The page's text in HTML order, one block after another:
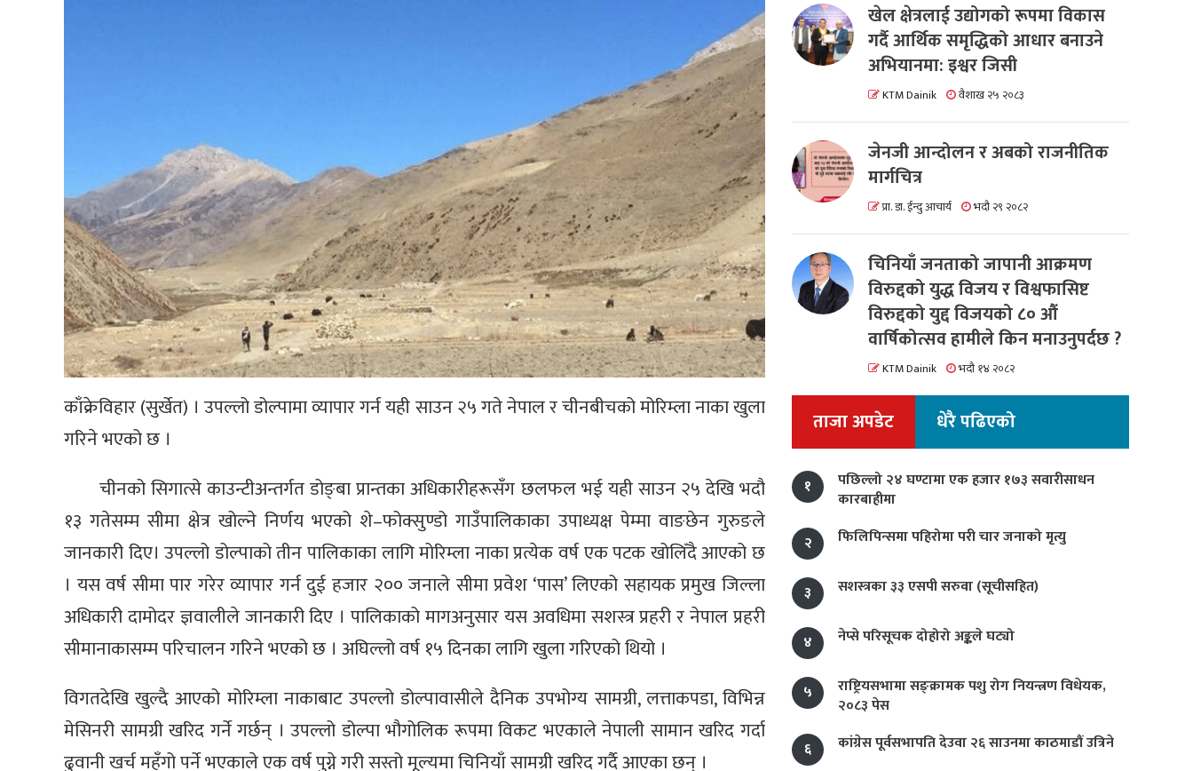
काँक्रेविहार (सुर्खेत) । उपल्लो डोल्पामा व्यापार गर्न यही साउन २५ गते नेपाल र चीनबीचको मोरिम्ला नाका खुला
गरिने भएको छ ।
चीनको सिगात्से काउन्टीअन्तर्गत डोङ्बा प्रान्तका अधिकारीहरूसँग छलफल भई यही साउन २५ देखि भदौ
१३ गतेसम्म सीमा क्षेत्र खोल्ने निर्णय भएको शे–फोक्सुण्डो गाउँपालिकाका उपाध्यक्ष पेम्मा वाङछेन गुरुङले
जानकारी दिए। उपल्लो डोल्पाको तीन पालिकाका लागि मोरिम्ला नाका प्रत्येक वर्ष एक पटक खोलिँदै आएको छ
। यस वर्ष सीमा पार गरेर व्यापार गर्न दुई हजार २०० जनाले सीमा प्रवेश ‘पास’ लिएको सहायक प्रमुख जिल्ला
अधिकारी दामोदर ज्ञवालीले जानकारी दिए । पालिकाको मागअनुसार यस अवधिमा सशस्त्र प्रहरी र नेपाल प्रहरी
सीमानाकासम्म परिचालन गरिने भएको छ । अघिल्लो वर्ष १५ दिनका लागि खुला गरिएको थियो ।
विगतदेखि खुल्दै आएको मोरिम्ला नाकाबाट उपल्लो डोल्पावासीले दैनिक उपभोग्य सामग्री, लत्ताकपडा, विभिन्न
मेसिनरी सामग्री खरिद गर्ने गर्छन् । उपल्लो डोल्पा भौगोलिक रूपमा विकट भएकाले नेपाली सामान खरिद गर्दा
ढुवानी खर्च महँगो पर्ने भएकाले एक वर्ष पुग्ने गरी सस्तो मूल्यमा चिनियाँ सामग्री खरिद गर्दै आएका छन् ।
खेल क्षेत्रलाई उद्योगको रूपमा विकास
गर्दै आर्थिक समृद्धिको आधार बनाउने
अभियानमा: इश्वर जिसी
KTM Dainik वैशाख २५ २०८३
जेनजी आन्दोलन र अबको राजनीतिक
मार्गचित्र
प्रा. डा. ईन्दु आचार्य भदौ २९ २०८२
चिनियाँ जनताको जापानी आक्रमण
विरुद्दको युद्ध विजय र विश्वफासिष्ट
विरुद्दको युद्द विजयको ८० औं
वार्षिकोत्सव हामीले किन मनाउनुपर्दछ ?
KTM Dainik भदौ १४ २०८२
ताजा अपडेट धेरै पढिएको
१
पछिल्लो २४ घण्टामा एक हजार १७३ सवारीसाधन
कारबाहीमा
२
फिलिपिन्समा पहिरोमा परी चार जनाको मृत्यु
३ सशस्त्रका ३३ एसपी सरुवा (सूचीसहित)
४ नेप्से परिसूचक दोहोरो अङ्कले घट्यो
५
राष्ट्रियसभामा सङ्क्रामक पशु रोग नियन्त्रण विधेयक,
२०८३ पेस
६
कांग्रेस पूर्वसभापति देउवा २६ साउनमा काठमाडौं उत्रिने